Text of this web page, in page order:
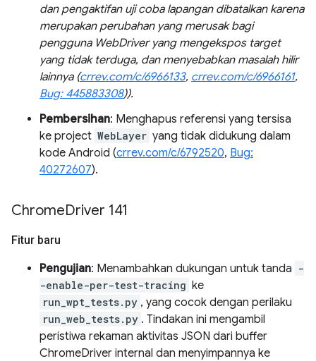
dan pengaktifan uji coba lapangan dibatalkan karena
merupakan perubahan yang merusak bagi
pengguna WebDriver yang mengekspos target
yang tidak terduga, dan menyebabkan masalah hilir
lainnya (crrev.com/c/6966133, crrev.com/c/6966161,
Bug: 445883308)).
Pembersihan: Menghapus referensi yang tersisa
ke project WebLayer yang tidak didukung dalam
kode Android (crrev.com/c/6792520, Bug:
40272607).
ChromeDriver 141
Fitur baru
Pengujian: Menambahkan dukungan untuk tanda -
-enable-per-test-tracing ke
run_wpt_tests.py , yang cocok dengan perilaku
run_web_tests.py . Tindakan ini mengambil
peristiwa rekaman aktivitas JSON dari buffer
ChromeDriver internal dan menyimpannya ke